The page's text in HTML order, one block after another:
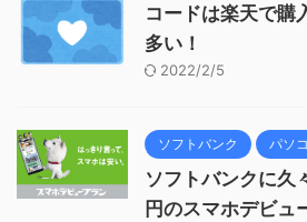
コードは楽天で購
多い！
2022/2/5
ソフトバンク パソ
ソフトバンクに久
円のスマホデビュ